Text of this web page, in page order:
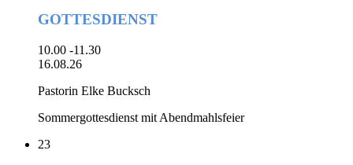
GOTTESDIENST
10.00 -11.30
16.08.26
Pastorin Elke Bucksch
Sommergottesdienst mit Abendmahlsfeier
23